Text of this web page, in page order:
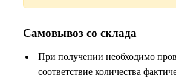
Самовывоз со склада
При получении необходимо
соответствие количества